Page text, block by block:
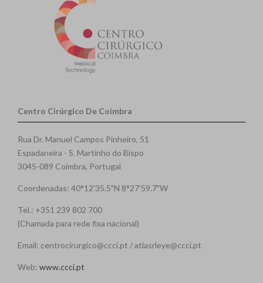
Centro Cirúrgico De Coimbra
Rua Dr. Manuel Campos Pinheiro, 51
Espadaneira - S. Martinho do Bispo
3045-089 Coimbra, Portugal
Coordenadas: 40°12'35.5"N 8°27'59.7"W
Tel.: +351 239 802 700
(Chamada para rede fixa nacional)
Email: centrocirurgico@ccci.pt / atlasrleye@ccci.pt
Web: www.ccci.pt